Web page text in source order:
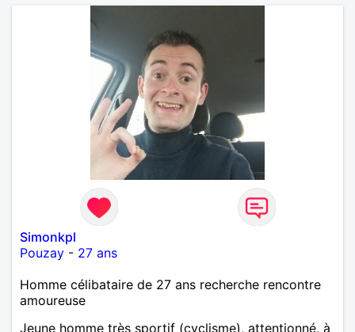
Simonkpl
Pouzay - 27 ans
Homme célibataire de 27 ans recherche rencontre
amoureuse
Jeune homme très sportif (cyclisme), attentionné, à